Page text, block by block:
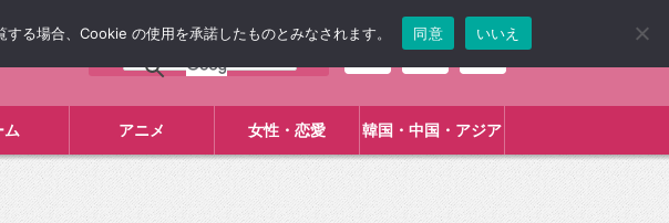
ム アニメ 女性・恋愛 韓国・中国・アジア
る場合、Cookie の使用を承諾したものとみなされます。 同意 いいえ